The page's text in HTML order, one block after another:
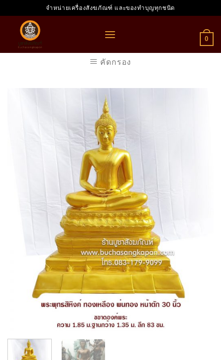
to
content
จำหน่ายเครื่องสังฆภัณฑ์ และของทำบุญทุกชนิด
0
คัดกรอง